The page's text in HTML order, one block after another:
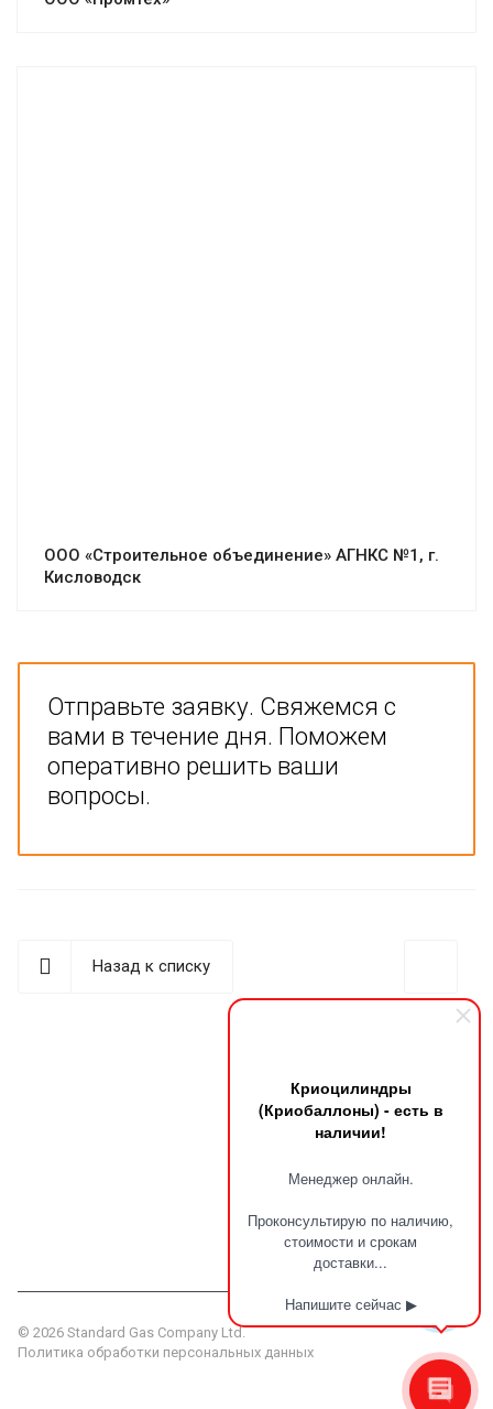
Криоцилиндры
(Криобаллоны) - есть в
наличии!
Менеджер онлайн.
Проконсультирую по наличию,
стоимости и срокам
доставки...
Напишите сейчас ▶
ООО «Строительное объединение» АГНКС №1, г.
Кисловодск
Отправьте заявку. Свяжемся с
вами в течение дня. Поможем
оперативно решить ваши
вопросы.
Назад к списку
г. Пермь, ул. Сергея Данщина, д. 5 стр.1
© 2026 Standard Gas Company Ltd.
Политика обработки персональных данных